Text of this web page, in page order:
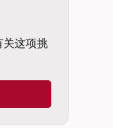
这项挑